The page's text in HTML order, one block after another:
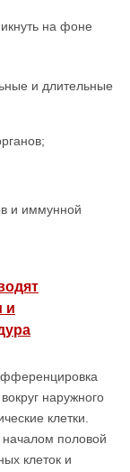
на фоне
и длительные
и иммунной
и
наружного
клетки.
половой
клеток и